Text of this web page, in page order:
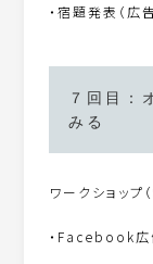
・宿題発表（広
７回目：
みる
ワークショップ
・Facebook広